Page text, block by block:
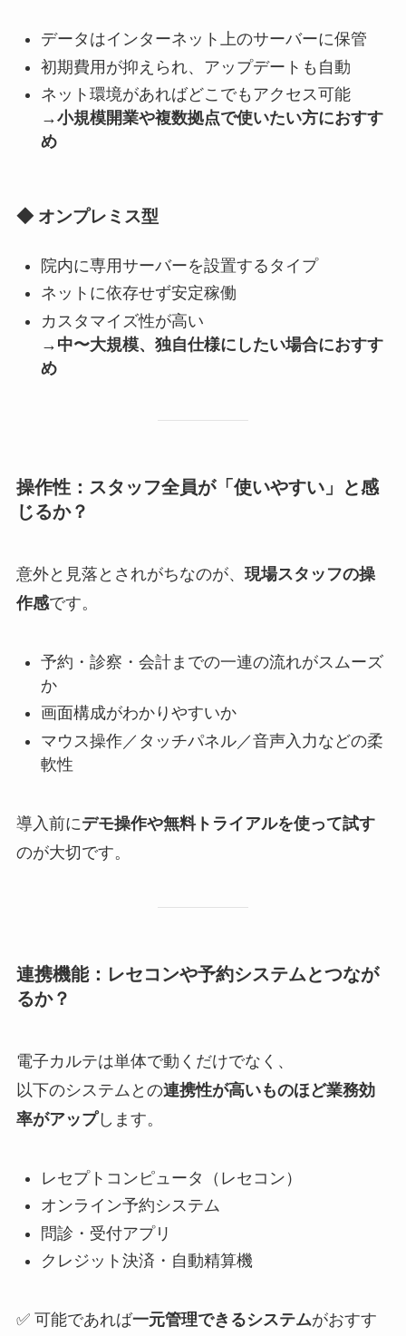
データはインターネット上のサーバーに保管
初期費用が抑えられ、アップデートも自動
ネット環境があればどこでもアクセス可能
→小規模開業や複数拠点で使いたい方におすす
め
◆ オンプレミス型
院内に専用サーバーを設置するタイプ
ネットに依存せず安定稼働
カスタマイズ性が高い
→中〜大規模、独自仕様にしたい場合におすす
め
操作性：スタッフ全員が「使いやすい」と感
じるか？
意外と見落とされがちなのが、 現場スタッフの操
作感です。
予約・診察・会計までの一連の流れがスムーズ
か
画面構成がわかりやすいか
マウス操作／タッチパネル／音声入力などの柔
軟性
導入前にデモ操作や無料トライアルを使って試す
のが大切です。
連携機能：レセコンや予約システムとつなが
るか？
電子カルテは単体で動くだけでなく、
以下のシステムとの連携性が高いものほど業務効
率がアップします。
レセプトコンピュータ（レセコン）
オンライン予約システム
問診・受付アプリ
クレジット決済・自動精算機
✅ 可能であれば一元管理できるシステムがおすす